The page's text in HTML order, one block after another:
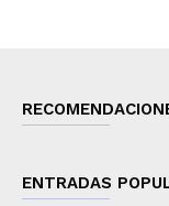
ENTRADAS